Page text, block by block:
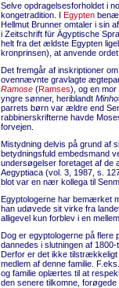
Selve opdragelsesforholdet i
kongetradition. I Egypten
Hellmut Brunner omtaler i sin
i Zeitschrift für Ägyptische
helt fra det ældste Egypten
kronprinsen), at anvende
Det fremgår af inskriptioner
ovennævnte gravlagte
Ramose (Ramses), og en mor
yngre sønner, heriblandt
parrets børn var ældre end
rabbinerskrifterne havde
forvejen.
Mistydning delvis på grund af
betydningsfuld embedsmand
undersøgelser foretaget af de
Aegyptiaca (vol. 3, 1987, s.
blot var en nær kollega til
Egyptologerne har bemærket
han udøvede sit virke fra
alligevel kun forblev i en
Dog er egyptologerne på flere
dannedes i slutningen af
Derfor er det ikke
medlem af denne familie.
og familie oplærtes til at
den senere tilkomne,